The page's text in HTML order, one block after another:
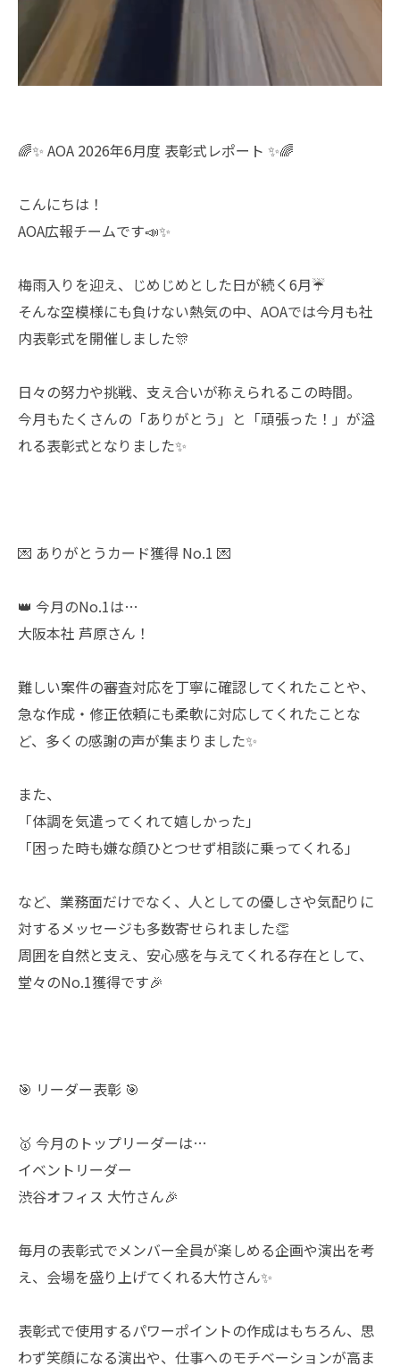
🌈✨ AOA 2026年6月度 表彰式レポート ✨🌈
こんにちは！
AOA広報チームです📣✨
梅雨入りを迎え、じめじめとした日が続く6月☔
そんな空模様にも負けない熱気の中、AOAでは今月も社
内表彰式を開催しました🎊
日々の努力や挑戦、支え合いが称えられるこの時間。
今月もたくさんの「ありがとう」と「頑張った！」が溢
れる表彰式となりました✨
💌 ありがとうカード獲得 No.1 💌
👑 今月のNo.1は…
大阪本社 芦原さん！
難しい案件の審査対応を丁寧に確認してくれたことや、
急な作成・修正依頼にも柔軟に対応してくれたことな
ど、多くの感謝の声が集まりました✨
また、
「体調を気遣ってくれて嬉しかった」
「困った時も嫌な顔ひとつせず相談に乗ってくれる」
など、業務面だけでなく、人としての優しさや気配りに
対するメッセージも多数寄せられました👏
周囲を自然と支え、安心感を与えてくれる存在として、
堂々のNo.1獲得です🎉
🎯 リーダー表彰 🎯
🥇 今月のトップリーダーは…
イベントリーダー
渋谷オフィス 大竹さん🎉
毎月の表彰式でメンバー全員が楽しめる企画や演出を考
え、会場を盛り上げてくれる大竹さん✨
表彰式で使用するパワーポイントの作成はもちろん、思
わず笑顔になる演出や、仕事へのモチベーションが高ま